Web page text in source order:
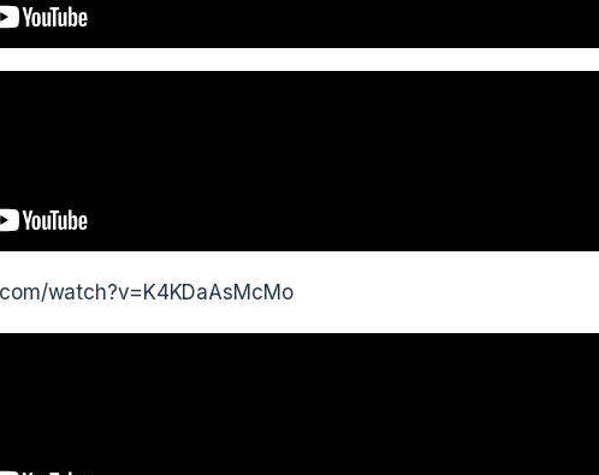
watch?v=K4KDaAsMcMo